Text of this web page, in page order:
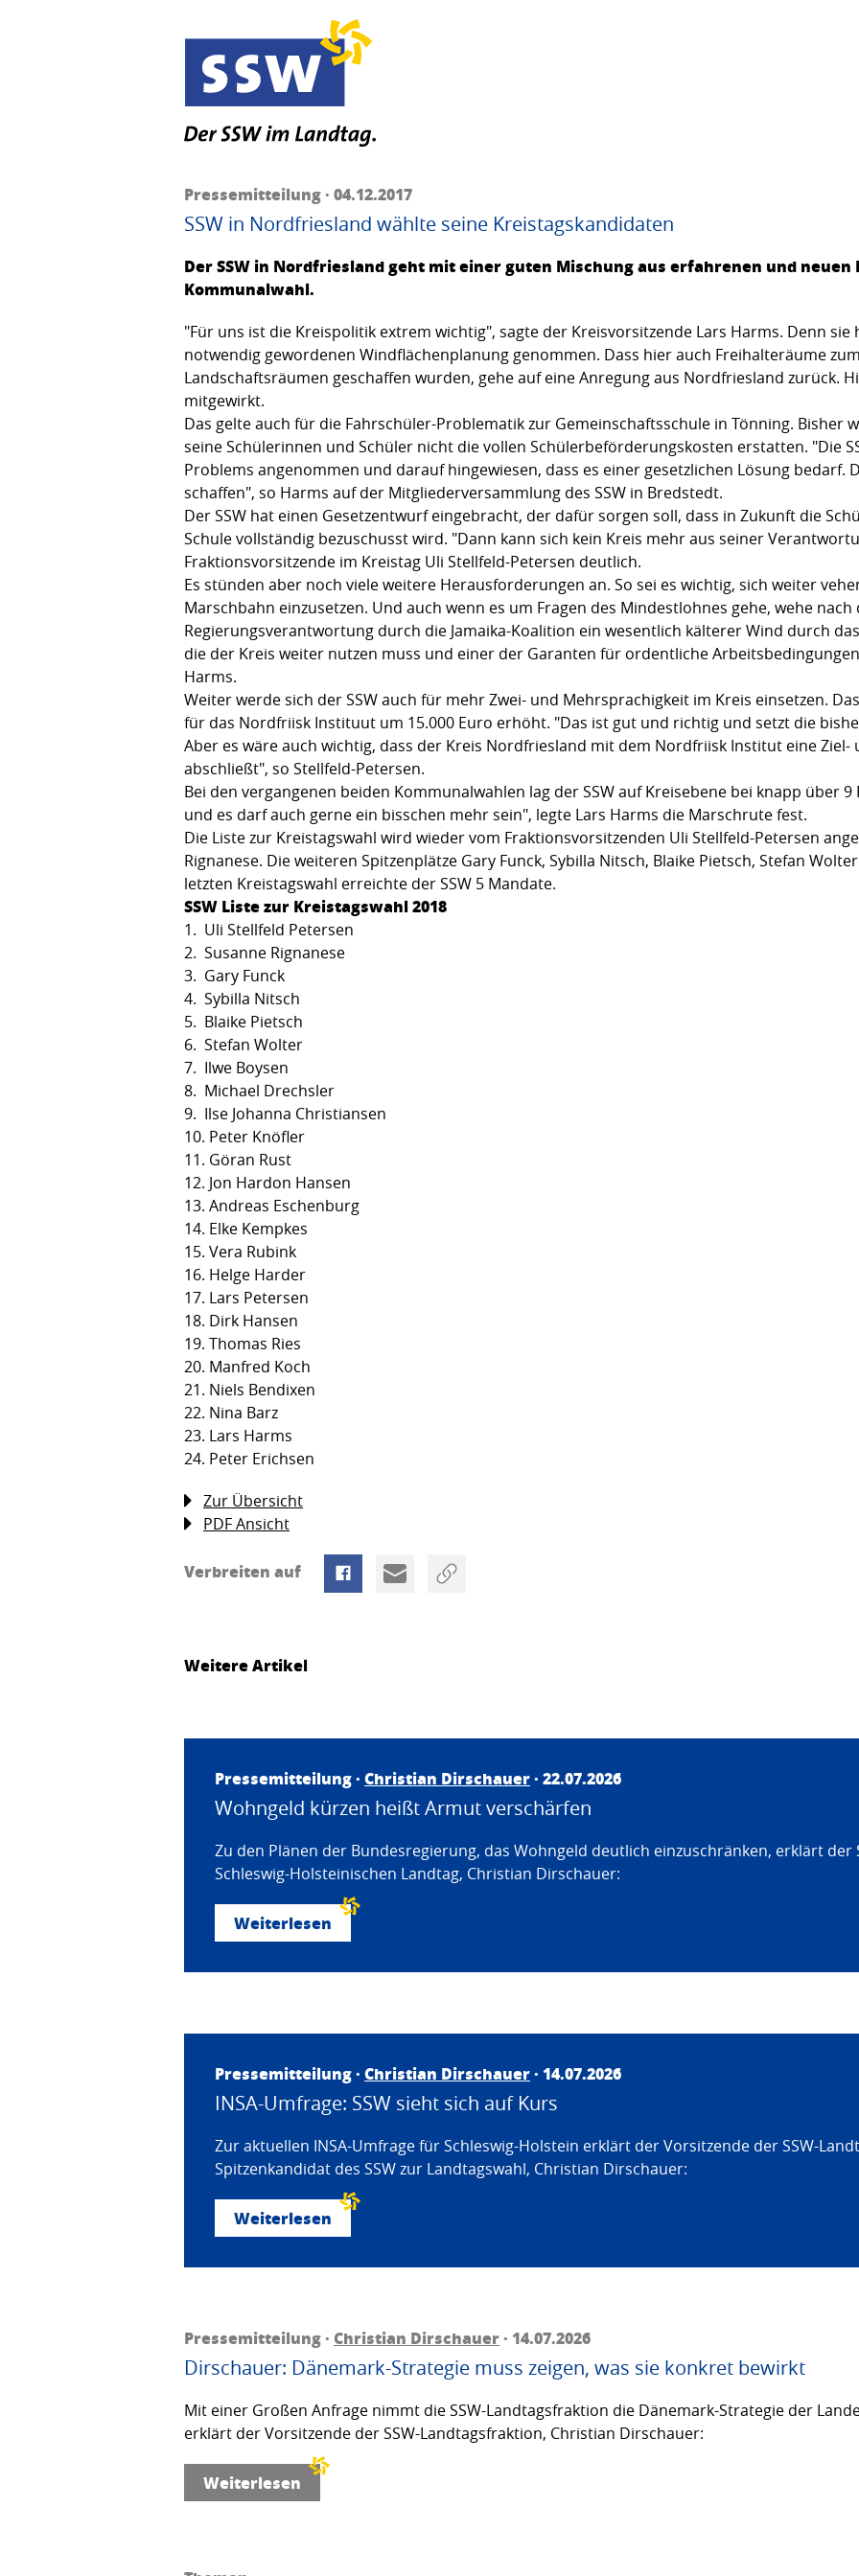
Pressemitteilung · 04.12.2017
SSW in Nordfriesland wählte seine Kreistagskandidaten
Der SSW in Nordfriesland geht mit einer guten Mischung aus erfahrenen und neuen
Kommunalwahl.
"Für uns ist die Kreispolitik extrem wichtig", sagte der Kreisvorsitzende Lars Harms. Denn
notwendig gewordenen Windflächenplanung genommen. Dass hier auch Freihalteräume
Landschaftsräumen geschaffen wurden, gehe auf eine Anregung aus Nordfriesland zurück.
mitgewirkt.
Das gelte auch für die Fahrschüler-Problematik zur Gemeinschaftsschule in Tönning. Bisher
seine Schülerinnen und Schüler nicht die vollen Schülerbeförderungskosten erstatten. "Die
Problems angenommen und darauf hingewiesen, dass es einer gesetzlichen Lösung bedarf.
schaffen", so Harms auf der Mitgliederversammlung des SSW in Bredstedt.
Der SSW hat einen Gesetzentwurf eingebracht, der dafür sorgen soll, dass in Zukunft die
Schule vollständig bezuschusst wird. "Dann kann sich kein Kreis mehr aus seiner
Fraktionsvorsitzende im Kreistag Uli Stellfeld-Petersen deutlich.
Es stünden aber noch viele weitere Herausforderungen an. So sei es wichtig, sich weiter
Marschbahn einzusetzen. Und auch wenn es um Fragen des Mindestlohnes gehe, wehe
Regierungsverantwortung durch die Jamaika-Koalition ein wesentlich kälterer Wind durch
die der Kreis weiter nutzen muss und einer der Garanten für ordentliche
Harms.
Weiter werde sich der SSW auch für mehr Zwei- und Mehrsprachigkeit im Kreis einsetzen.
für das Nordfriisk Instituut um 15.000 Euro erhöht. "Das ist gut und richtig und setzt die
Aber es wäre auch wichtig, dass der Kreis Nordfriesland mit dem Nordfriisk Institut eine
abschließt", so Stellfeld-Petersen.
Bei den vergangenen beiden Kommunalwahlen lag der SSW auf Kreisebene bei knapp über
und es darf auch gerne ein bisschen mehr sein", legte Lars Harms die Marschrute fest.
Die Liste zur Kreistagswahl wird wieder vom Fraktionsvorsitzenden Uli Stellfeld-Petersen
Rignanese. Die weiteren Spitzenplätze Gary Funck, Sybilla Nitsch, Blaike Pietsch, Stefan
letzten Kreistagswahl erreichte der SSW 5 Mandate.
SSW Liste zur Kreistagswahl 2018
1. Uli Stellfeld Petersen
2. Susanne Rignanese
3. Gary Funck
4. Sybilla Nitsch
5. Blaike Pietsch
6. Stefan Wolter
7. Ilwe Boysen
8. Michael Drechsler
9. Ilse Johanna Christiansen
10. Peter Knöfler
11. Göran Rust
12. Jon Hardon Hansen
13. Andreas Eschenburg
14. Elke Kempkes
15. Vera Rubink
16. Helge Harder
17. Lars Petersen
18. Dirk Hansen
19. Thomas Ries
20. Manfred Koch
21. Niels Bendixen
22. Nina Barz
23. Lars Harms
24. Peter Erichsen
Zur Übersicht
PDF Ansicht
Verbreiten auf
Weitere Artikel
Pressemitteilung · Christian Dirschauer· 22.07.2026
Wohngeld kürzen heißt Armut verschärfen
Zu den Plänen der Bundesregierung, das Wohngeld deutlich einzuschränken, erklärt der
Schleswig-Holsteinischen Landtag, Christian Dirschauer:
Weiterlesen
Pressemitteilung · Christian Dirschauer· 14.07.2026
INSA-Umfrage: SSW sieht sich auf Kurs
Zur aktuellen INSA-Umfrage für Schleswig-Holstein erklärt der Vorsitzende der SSW-
Spitzenkandidat des SSW zur Landtagswahl, Christian Dirschauer:
Weiterlesen
Pressemitteilung · Christian Dirschauer· 14.07.2026
Dirschauer: Dänemark-Strategie muss zeigen, was sie konkret bewirkt
Mit einer Großen Anfrage nimmt die SSW-Landtagsfraktion die Dänemark-Strategie der
erklärt der Vorsitzende der SSW-Landtagsfraktion, Christian Dirschauer:
Weiterlesen